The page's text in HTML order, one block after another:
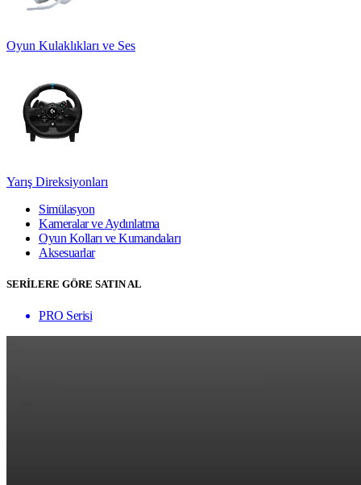
Oyun Kulaklıkları ve Ses
Yarış Direksiyonları
Simülasyon
Kameralar ve Aydınlatma
Oyun Kolları ve Kumandaları
Aksesuarlar
SERİLERE GÖRE SATIN AL
PRO Serisi